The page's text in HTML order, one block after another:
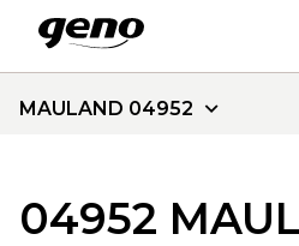
MAULAND 04952
04952